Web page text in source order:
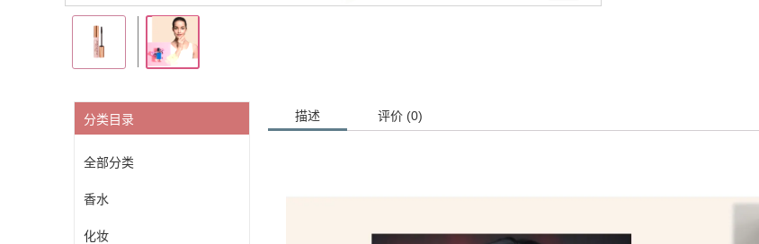
分类目录
全部分类
香水
化妆
描述 评价 (0)